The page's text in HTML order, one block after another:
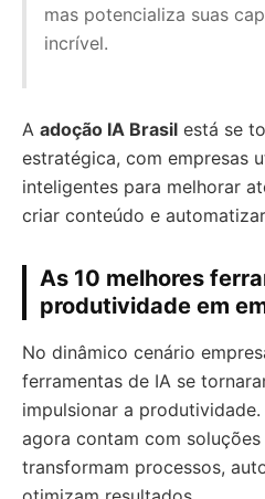
mas potencializa suas
incrível.
A adoção IA Brasil está se
estratégica, com empresas
inteligentes para melhorar
criar conteúdo e
As 10 melhores
produtividade em
No dinâmico cenário
ferramentas de IA se
impulsionar a
agora contam com
transformam processos,